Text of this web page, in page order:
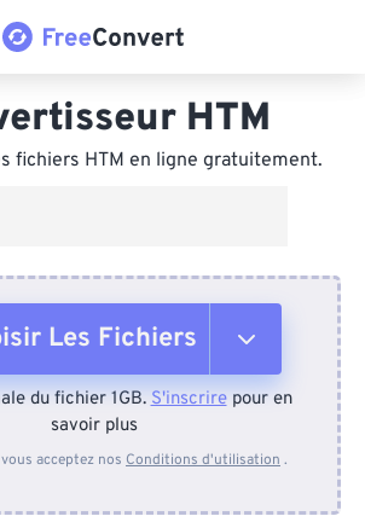
HTM
fichiers HTM en ligne gratuitement.
Les Fichiers
l'appareil
du fichier 1GB.S'inscrirepour en
savoir plus
acceptez nos Conditions d'utilisation .